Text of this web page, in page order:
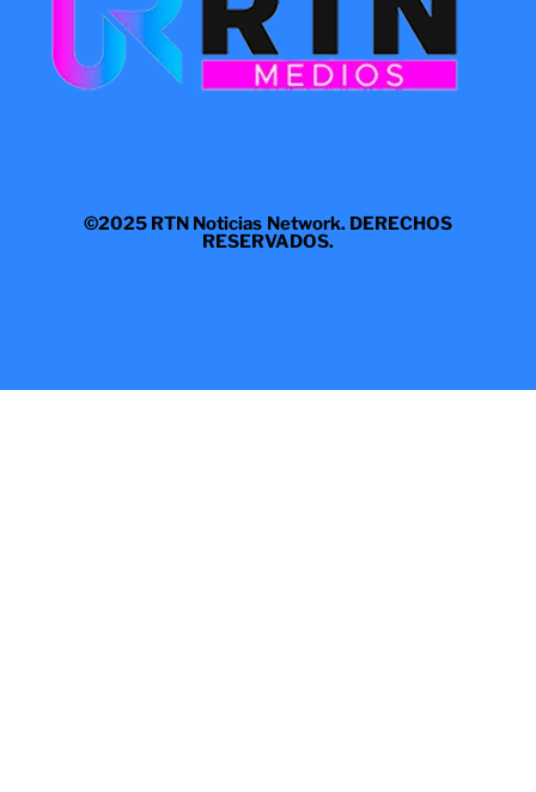
©2025 RTN Noticias Network. DERECHOS
RESERVADOS.